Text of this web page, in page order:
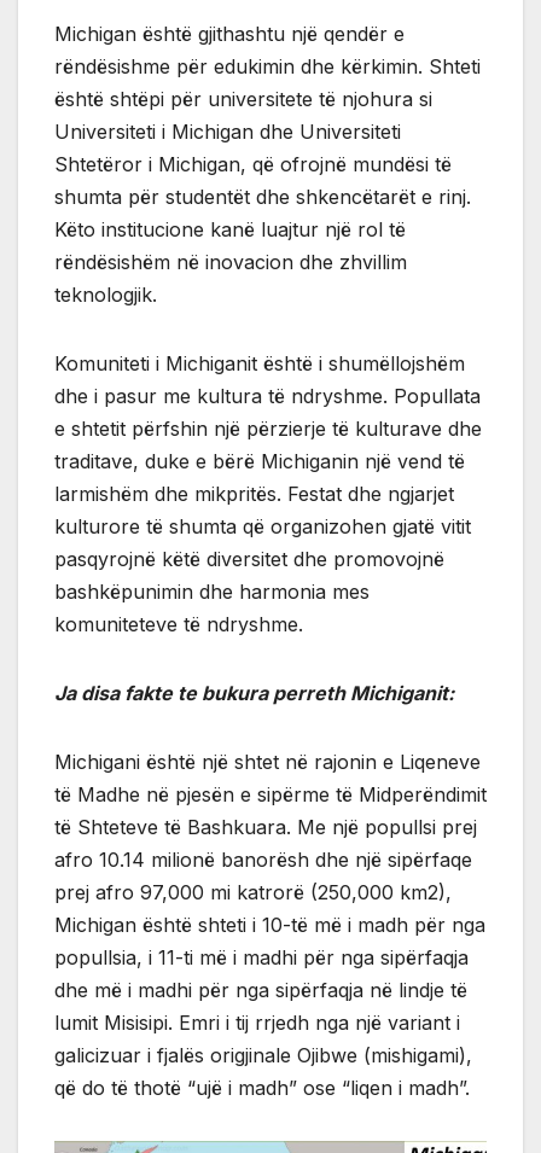
Michigan është gjithashtu një qendër e
rëndësishme për edukimin dhe kërkimin. Shteti
është shtëpi për universitete të njohura si
Universiteti i Michigan dhe Universiteti
Shtetëror i Michigan, që ofrojnë mundësi të
shumta për studentët dhe shkencëtarët e rinj.
Këto institucione kanë luajtur një rol të
rëndësishëm në inovacion dhe zhvillim
teknologjik.
Komuniteti i Michiganit është i shumëllojshëm
dhe i pasur me kultura të ndryshme. Popullata
e shtetit përfshin një përzierje të kulturave dhe
traditave, duke e bërë Michiganin një vend të
larmishëm dhe mikpritës. Festat dhe ngjarjet
kulturore të shumta që organizohen gjatë vitit
pasqyrojnë këtë diversitet dhe promovojnë
bashkëpunimin dhe harmonia mes
komuniteteve të ndryshme.
Ja disa fakte te bukura perreth Michiganit:
Michigani është një shtet në rajonin e Liqeneve
të Madhe në pjesën e sipërme të Midperëndimit
të Shteteve të Bashkuara. Me një popullsi prej
afro 10.14 milionë banorësh dhe një sipërfaqe
prej afro 97,000 mi katrorë (250,000 km2),
Michigan është shteti i 10-të më i madh për nga
popullsia, i 11-ti më i madhi për nga sipërfaqja
dhe më i madhi për nga sipërfaqja në lindje të
lumit Misisipi. Emri i tij rrjedh nga një variant i
galicizuar i fjalës origjinale Ojibwe (mishigami),
që do të thotë “ujë i madh” ose “liqen i madh”.